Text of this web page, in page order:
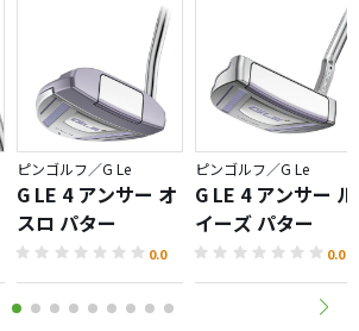
ピンゴルフ／G Le
G LE 4 アンサー オ
スロ パター
0.0
ピンゴルフ／G Le
G LE 4 アンサー ル
イーズ パター
0.0